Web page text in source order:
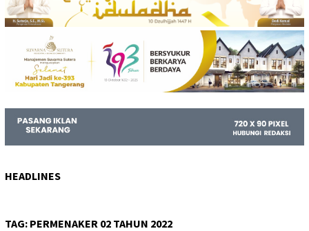
HEADLINES
TAG: PERMENAKER 02 TAHUN 2022